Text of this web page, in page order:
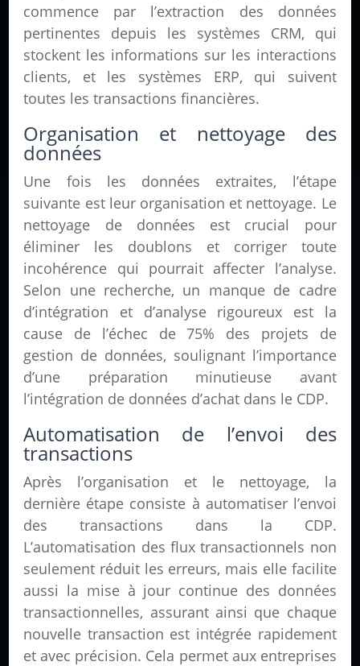
commence par l’extraction des données
pertinentes depuis les systèmes CRM, qui
stockent les informations sur les interactions
clients, et les systèmes ERP, qui suivent
toutes les transactions financières.
Organisation et nettoyage des
données
Une fois les données extraites, l’étape
suivante est leur organisation et nettoyage. Le
nettoyage de données est crucial pour
éliminer les doublons et corriger toute
incohérence qui pourrait affecter l’analyse.
Selon une recherche, un manque de cadre
d’intégration et d’analyse rigoureux est la
cause de l’échec de 75% des projets de
gestion de données, soulignant l’importance
d’une préparation minutieuse avant
l’intégration de données d’achat dans le CDP.
Automatisation de l’envoi des
transactions
Après l’organisation et le nettoyage, la
dernière étape consiste à automatiser l’envoi
des transactions dans la CDP.
L’automatisation des flux transactionnels non
seulement réduit les erreurs, mais elle facilite
aussi la mise à jour continue des données
transactionnelles, assurant ainsi que chaque
nouvelle transaction est intégrée rapidement
et avec précision. Cela permet aux entreprises